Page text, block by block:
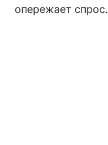
опережает спрос.